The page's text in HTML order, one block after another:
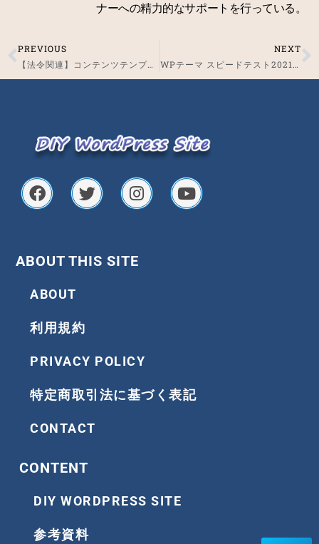
ナーへの精力的なサポートを行っている。
Prev
PREVIOUS
【法令関連】コンテンツテンプレート集
NEXT
WPテーマ スピードテスト2021_DIVER
a
c
o
o
k
w
i
e
r
n
s
g
r
o
u
ABOUT THIS SITE
ABOUT
利用規約
PRIVACY POLICY
特定商取引法に基づく表記
CONTACT
CONTENT
DIY WORDPRESS SITE
参考資料